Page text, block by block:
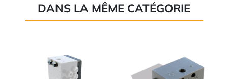
DANS LA MÊME CATÉGORIE